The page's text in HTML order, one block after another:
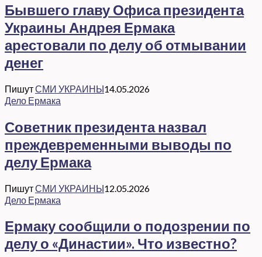
Бывшего главу Офиса президента
Украины Андрея Ермака
арестовали по делу об отмывании
денег
ПишутСМИ УКРАИНЫ14.05.2026
Дело Ермака
Советник президента назвал
преждевременными выводы по
делу Ермака
ПишутСМИ УКРАИНЫ12.05.2026
Дело Ермака
Ермаку сообщили о подозрении по
делу о «Династии». Что известно?